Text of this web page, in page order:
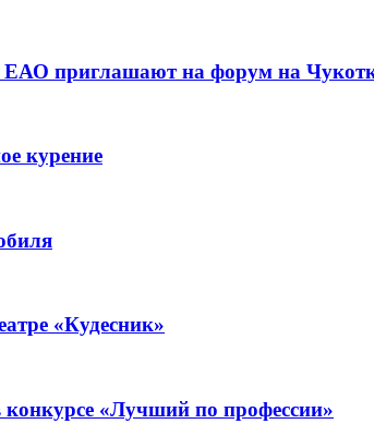
ЕАО приглашают на форум на
курение
«Кудесник»
«Лучший по профессии»